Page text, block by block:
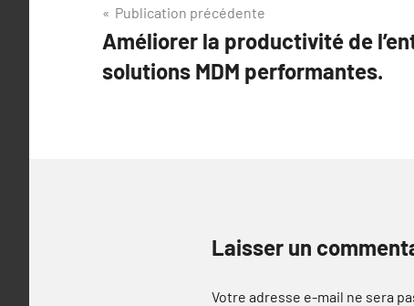
Navigation
de
l’article
Publication précédente
Améliorer la productivité de
solutions MDM performantes.
Laisser un
Votre adresse e-mail ne sera